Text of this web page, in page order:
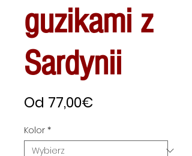
guzikami z
Sardynii
Od 77,00€
Kolor *